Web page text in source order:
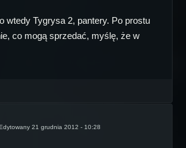
wtedy Tygrysa 2, pantery. Po prostu
co mogą sprzedać, myślę, że w
21 grudnia 2012 - 10:28